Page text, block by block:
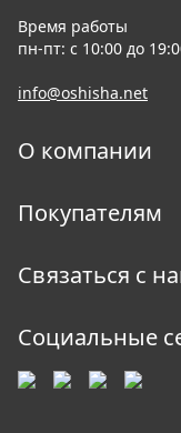
Время работы
пн-пт: с 10:00 до
info@oshisha.net
О компании
Покупателям
Социальные